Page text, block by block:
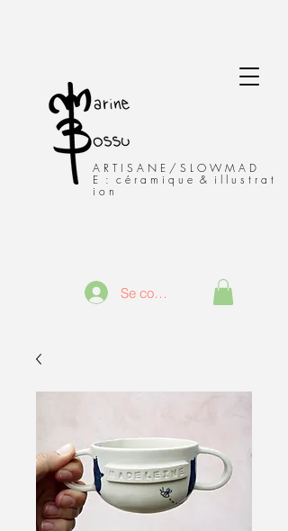
A R T I S A N E / S L O W M A D
E : c é r a m i q u e & i l l u s t r a t
i o n
Se connecter